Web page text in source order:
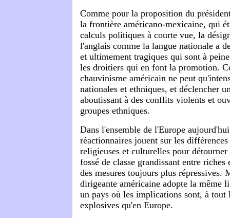
Comme pour la proposition du
la frontière américano-mexicaine, qui
calculs politiques à courte vue, la
l'anglais comme la langue nationale a
et ultimement tragiques qui sont à
les droitiers qui en font la promotion.
chauvinisme américain ne peut
nationales et ethniques, et déclencher
aboutissant à des conflits violents et
groupes ethniques.
Dans l'ensemble de l'Europe
réactionnaires jouent sur les
religieuses et culturelles pour
fossé de classe grandissant entre
des mesures toujours plus répressives.
dirigeante américaine adopte la même
un pays où les implications sont, à tout
explosives qu'en Europe.